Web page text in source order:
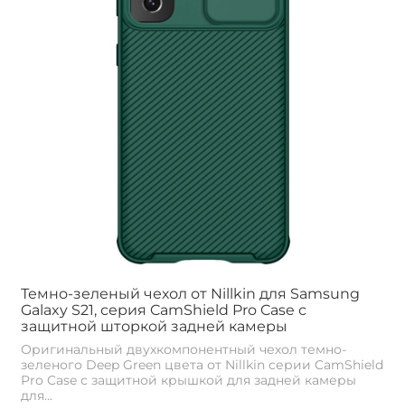
Темно-зеленый чехол от Nillkin для Samsung
Galaxy S21, серия CamShield Pro Case с
защитной шторкой задней камеры
Оригинальный двухкомпонентный чехол темно-
зеленого Deep Green цвета от Nillkin серии CamShield
Pro Case с защитной крышкой для задней камеры
для...